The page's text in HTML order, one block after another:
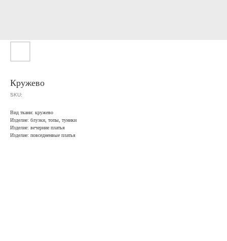
Кружево
SKU:
Вид ткани: кружево
Изделие: блузки, топы, туники
Изделие: вечерние платья
Изделие: повседненвые платья